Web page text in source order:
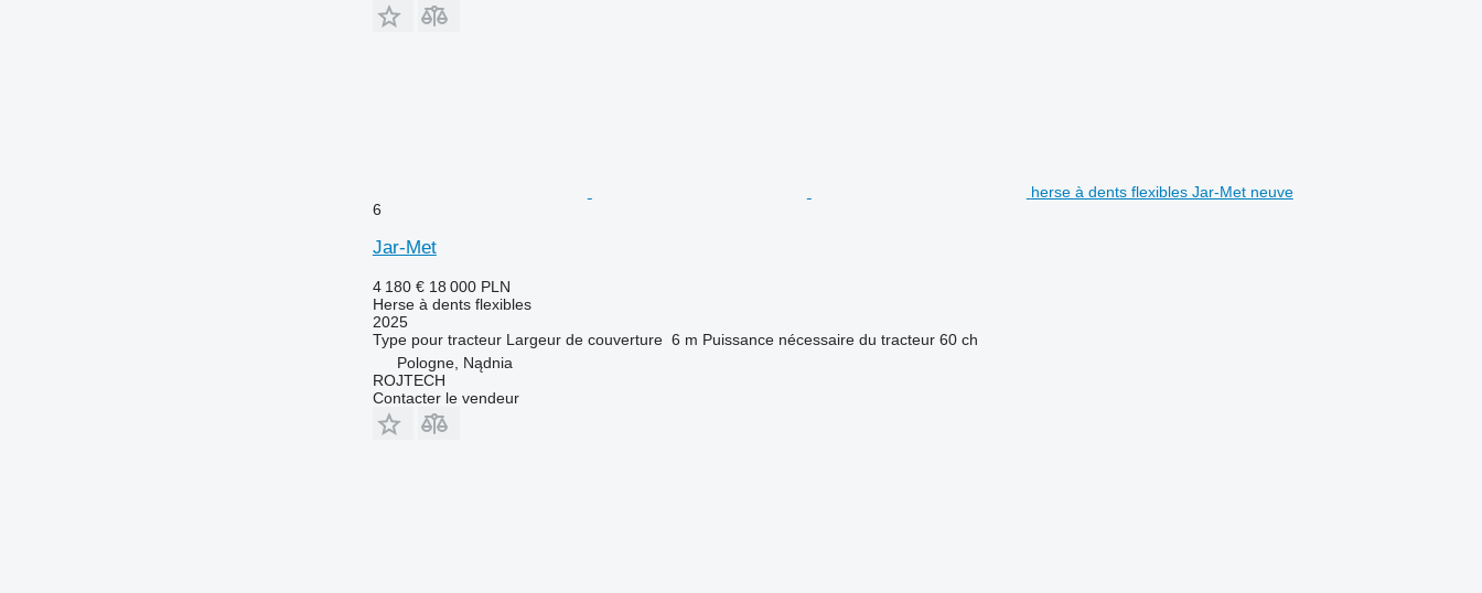
herse à dents flexibles Jar-Met neuve
6
Jar-Met
4 180 € 18 000 PLN
Herse à dents flexibles
2025
Type pour tracteur Largeur de couverture 6 m Puissance nécessaire du tracteur 60 ch
Pologne, Nądnia
ROJTECH
Contacter le vendeur